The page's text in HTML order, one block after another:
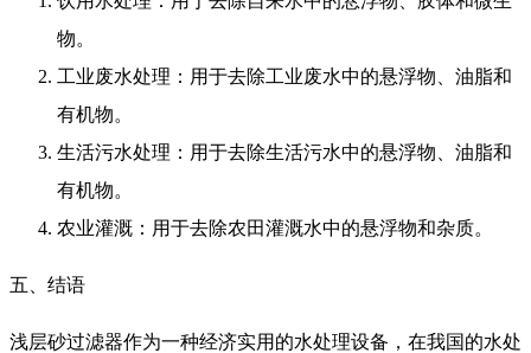
物。
工业废水处理：用于去除工业废水中的悬浮物、油脂和
有机物。
生活污水处理：用于去除生活污水中的悬浮物、油脂和
有机物。
农业灌溉：用于去除农田灌溉水中的悬浮物和杂质。
五、结语
浅层砂过滤器作为一种经济实用的水处理设备，在我国的水处